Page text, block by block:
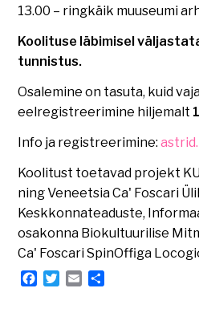
13.00 – ringkäik muuseumi
Koolituse läbimisel
tunnistus.
Osalemine on tasuta, kuid
eelregistreerimine hiljemalt
Info ja registreerimine:
Koolitust toetavad projekt
ning Veneetsia Ca' Foscari
Keskkonnateaduste,
osakonna Biokultuurilise
Ca' Foscari SpinOffiga
Facebook
Twitter
Email